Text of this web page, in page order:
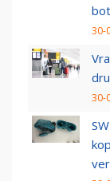
bot
30-
30-